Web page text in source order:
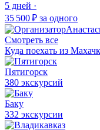
5 дней ·
35 500 ₽ за одного
Смотреть все
Куда поехать из
Пятигорск
380 экскурсий
Баку
332 экскурсии